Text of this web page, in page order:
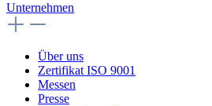
Unternehmen
Über uns
Zertifikat ISO 9001
Messen
Presse